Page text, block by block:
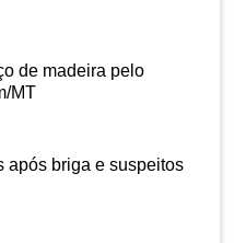
de madeira pelo
MT
após briga e suspeitos